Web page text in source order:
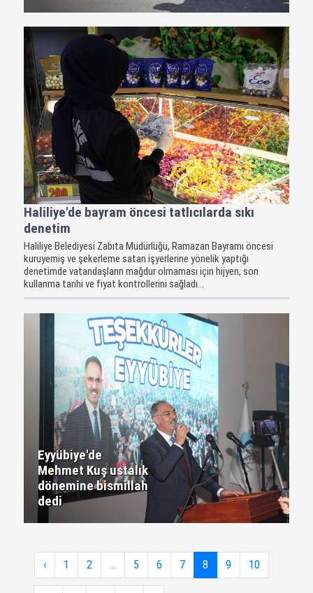
Haliliye'de bayram öncesi tatlıcılarda sıkı
denetim
Haliliye Belediyesi Zabıta Müdürlüğü, Ramazan Bayramı öncesi
kuruyemiş ve şekerleme satan işyerlerine yönelik yaptığı
denetimde vatandaşların mağdur olmaması için hijyen, son
kullanma tarihi ve fiyat kontrollerini sağladı...
Eyyübiye'de
Mehmet Kuş ustalık
dönemine bismillah
dedi
‹ 1 2 ... 5 6 7 8 9 10